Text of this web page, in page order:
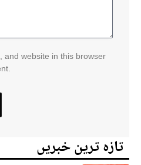
and website in this browser
تازہ ترین خبریں